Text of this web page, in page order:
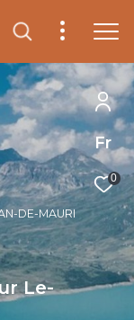
Fr
0
DE-MAURI
Le-